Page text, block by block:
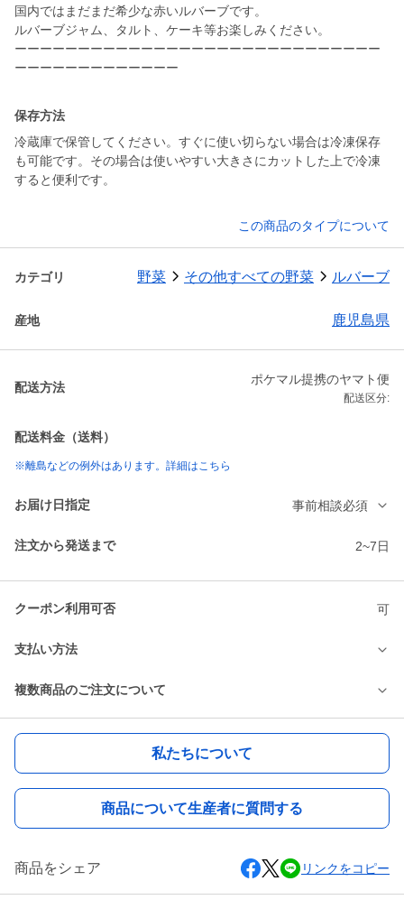
国内ではまだまだ希少な赤いルバーブです。
ルバーブジャム、タルト、ケーキ等お楽しみください。
ーーーーーーーーーーーーーーーーーーーーーーーーーーーーー
ーーーーーーーーーーーーー
保存方法
冷蔵庫で保管してください。すぐに使い切らない場合は冷凍保存
も可能です。その場合は使いやすい大きさにカットした上で冷凍
すると便利です。
この商品のタイプについて
カテゴリ 野菜 その他すべての野菜 ルバーブ
産地 鹿児島県
配送方法
ポケマル提携のヤマト便
配送区分:
配送料金（送料）
※離島などの例外はあります。詳細はこちら
お届け日指定 事前相談必須
注文から発送まで 2~7日
クーポン利用可否 可
支払い方法
複数商品のご注文について
私たちについて
商品について生産者に質問する
商品をシェア リンクをコピー